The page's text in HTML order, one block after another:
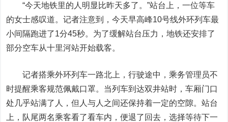
“今天地铁里的人明显比昨天多了。”站台上，一位等车
的女士感叹道。记者注意到
，今天早高峰10号线外环列车最
小间隔跑进了1分45秒。为了缓解站台压力，地铁还安排了
部分空车从十里河站开始载客。
记者搭乘外环列车一路北上，行驶途中，乘务管理员不
时提醒乘客规范佩戴口罩。当列车到达双井站时，车厢门口
处几乎站满了人，但人与人之间还保持着一定的空隙。站台
上，队尾两名乘客看了看车内，便退了回去，选择等待下一